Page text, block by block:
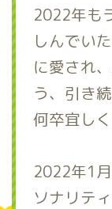
2022年も
しんでい
に愛され
う、引き
何卒宜し
2022年1
ソナリテ